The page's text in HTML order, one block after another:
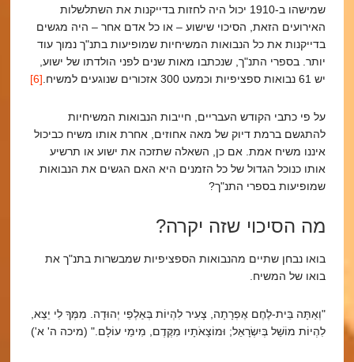
שמישהו ב-1910 יכול היה לחזות בדייקנות את השתלשלות
האירועים הזאת, הסיכוי שישוע – או כל אדם אחר – היה מגשים
בדייקנות את כל הנבואות המשיחיות שמופיעות בתנ"ך נמוך עוד
יותר. בספרי התנ"ך, שנכתבו מאות שנים לפני הולדתו של ישוע,
יש 61 נבואות ספציפיות וכמעט 300 אזכורים שנוגעים למשיח.
[6]
על פי כתבי הקודש העבריים, חייבות הנבואות המשיחיות
להתגשם ברמת דיוק של מאה אחוזים, אחרת אותו משיח כביכול
איננו משיח אמת. אם כן, השאלה שתזכה את ישוע או תרשיע
אותו כנוכל הגדול של כל הזמנים היא האם הגשים את הנבואות
שמופיעות בספרי התנ"ך?
מה הסיכוי שזה יקרה?
בואו נבחן שתיים מהנבואות הספציפיות שמבשרות בתנ"ך את
בואו של המשיח.
"וְאַתָּה בֵּית-לֶחֶם אֶפְרָתָה, צָעִיר לִהְיוֹת בְּאַלְפֵי יְהוּדָה. מִמְּךָ לִי יֵצֵא,
לִהְיוֹת מוֹשֵׁל בְּיִשְׂרָאֵל; וּמוֹצָאֹתָיו מִקֶּדֶם, מִימֵי עוֹלָם." (מיכה ה' א')